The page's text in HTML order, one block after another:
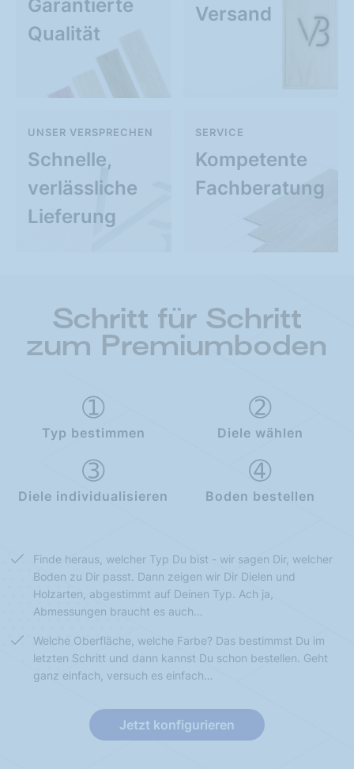
Garantierte
Qualität
Versand
Schnelle,
verlässliche
Lieferung
UNSER VERSPRECHEN
Kompetente
Fachberatung
SERVICE
Schritt für Schritt
zum Premiumboden
Typ bestimmen Diele wählen
Diele individualisieren Boden bestellen
Finde heraus, welcher Typ Du bist - wir sagen Dir, welcher
Boden zu Dir passt. Dann zeigen wir Dir Dielen und
Holzarten, abgestimmt auf Deinen Typ. Ach ja,
Abmessungen braucht es auch…
Welche Oberfläche, welche Farbe? Das bestimmst Du im
letzten Schritt und dann kannst Du schon bestellen. Geht
ganz einfach, versuch es einfach…
Jetzt konfigurieren